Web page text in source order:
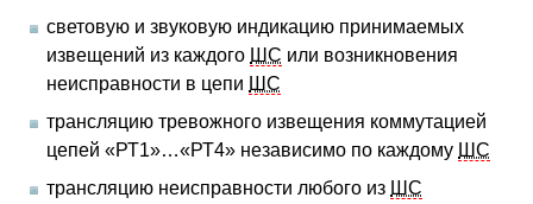
световую и звуковую индикацию принимаемых
извещений из каждого ШС или возникновения
неисправности в цепи ШС
трансляцию тревожного извещения коммутацией
цепей «РТ1»…«РТ4» независимо по каждому ШС
трансляцию неисправности любого из ШС